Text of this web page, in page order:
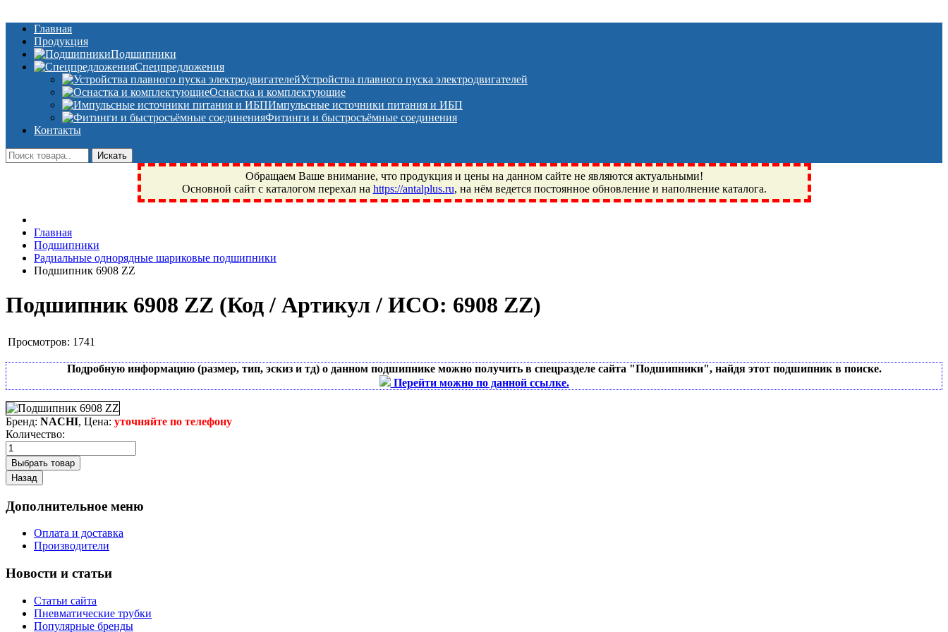
Главная
Продукция
Подшипники
Спецпредложения
Устройства плавного пуска электродвигателей
Оснастка и комплектующие
Импульсные источники питания и ИБП
Фитинги и быстросъёмные соединения
Контакты
Обращаем Ваше внимание, что продукция и цены на данном сайте не являются актуальными!
Основной сайт с каталогом перехал на https://antalplus.ru, на нём ведется постоянное обновление и наполнение каталога.
Фрязино, Антал+, плюс, Свердловский, Загорянский, Юбилейный, Щелково, Москва, Пушкино, Королёв, Балашиха, Фряново, Монино, Ивантеевка, подшипники, пневматика, метизы,
техника, сварочные аппараты, NIS, NSK, JED, KPT, NXZ, ГПЗ, Neutral, WHX, ZWZ, CRAFT, СПЗ-4, NECTECH, KG, LQY, DPI, BSN, SPZ, РФ, BMZ, ХАРП, CX, РОЛТОМ, APZ, FBJ, KYK,
NTN, SKF, купить, заказать
Главная
Подшипники
Радиальные однорядные шариковые подшипники
Подшипник 6908 ZZ
Подшипник 6908 ZZ (Код / Артикул / ИСО: 6908 ZZ)
Просмотров: 1741
Подробную информацию (размер, тип, эскиз и тд) о данном подшипнике можно получить в спецразделе сайта "Подшипники", найдя этот подшипник в поиске.
Перейти можно по данной ссылке.
Бренд: NACHI, Цена: уточняйте по телефону
Количество:
Дополнительное меню
Оплата и доставка
Производители
Новости и статьи
Статьи сайта
Пневматические трубки
Популярные бренды